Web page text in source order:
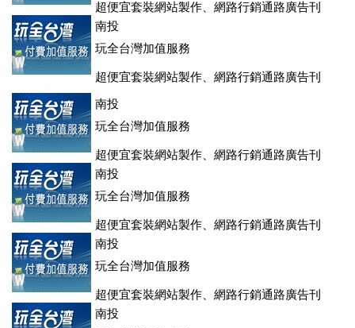
超便宜套裝網站製作、網路行銷通路廣告刊
登、訂房系統、客房委託旅行社銷售，全面優惠中....
南投
玩全台灣加值服務
超便宜套裝網站製作、網路行銷通路廣告刊
登、訂房系統、客房委託旅行社銷售，全面優惠中....
南投
玩全台灣加值服務
超便宜套裝網站製作、網路行銷通路廣告刊
登、訂房系統、客房委託旅行社銷售，全面優惠中....
南投
玩全台灣加值服務
超便宜套裝網站製作、網路行銷通路廣告刊
登、訂房系統、客房委託旅行社銷售，全面優惠中....
南投
玩全台灣加值服務
超便宜套裝網站製作、網路行銷通路廣告刊
登、訂房系統、客房委託旅行社銷售，全面優惠中....
南投